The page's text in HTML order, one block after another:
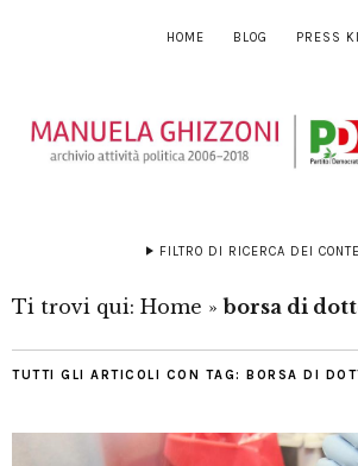
HOME BLOG PRESS
FILTRO DI RICERCA DEI
Ti trovi qui: Home »borsa di
TUTTI GLI ARTICOLI CON TAG: BORSA DI